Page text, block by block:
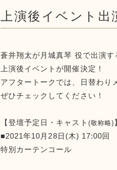
上演後イベント出
蒼井翔太が月城真琴 役で出演
上演後イベントが開催決定！
アフタートークでは、日替わり
ぜひチェックしてください！
【登壇予定日・キャスト (敬称略)
■2021年10月28日(木) 17:00回
特別カーテンコール